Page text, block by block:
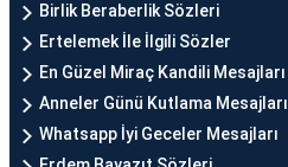
Birlik Beraberlik Sözleri
Ertelemek İle İlgili Sözler
En Güzel Miraç Kandili Mesajları
Anneler Günü Kutlama Mesajları
Whatsapp İyi Geceler Mesajları